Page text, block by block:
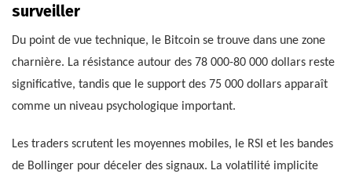
surveiller
Du point de vue technique, le Bitcoin se trouve dans une zone
charnière. La résistance autour des 78 000-80 000 dollars reste
significative, tandis que le support des 75 000 dollars apparaît
comme un niveau psychologique important.
Les traders scrutent les moyennes mobiles, le RSI et les bandes
de Bollinger pour déceler des signaux. La volatilité implicite